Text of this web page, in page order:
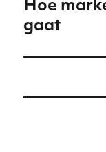
Volgend
bericht:
Hoe
gaat